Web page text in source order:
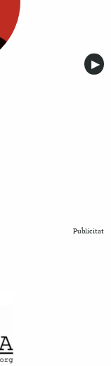
▶︎
Publicitat